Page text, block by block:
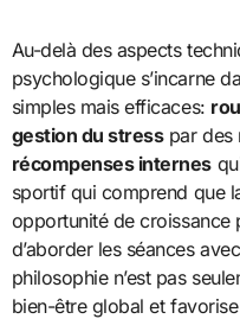
Au-delà des aspects
psychologique s’incarne
simples mais efficaces:
gestion du stresspar des
récompenses internes
sportif qui comprend que
opportunité de croissance
d’aborder les séances
philosophie n’est pas
bien-être global et